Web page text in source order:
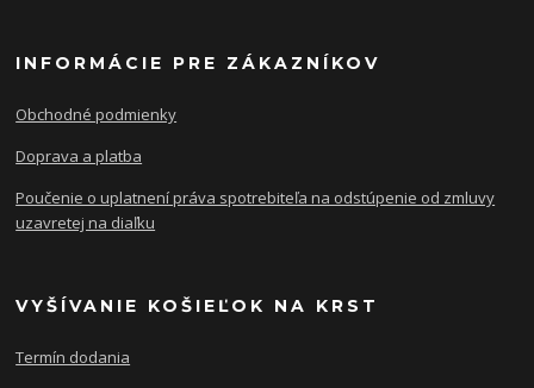
INFORMÁCIE PRE ZÁKAZNÍKOV
Obchodné podmienky
Doprava a platba
Poučenie o uplatnení práva spotrebiteľa na odstúpenie od zmluvy
uzavretej na diaľku
VYŠÍVANIE KOŠIEĽOK NA KRST
Termín dodania